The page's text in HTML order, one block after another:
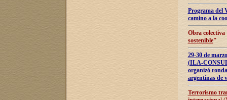
Programa del
camino a la
Obra
sostenible"
29-30 de
(ILA-
organizó
argentinas de
Terrorismo